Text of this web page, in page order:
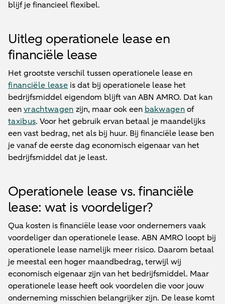
blijf je financieel flexibel.
Uitleg operationele lease en
financiële lease
Het grootste verschil tussen operationele lease en
financiële lease is dat bij operationele lease het
bedrijfsmiddel eigendom blijft van ABN AMRO. Dat kan
eenvrachtwagen zijn, maar ook een bakwagenof
taxibus. Voor het gebruik ervan betaal je maandelijks
een vast bedrag, net als bij huur. Bij financiële lease ben
je vanaf de eerste dag economisch eigenaar van het
bedrijfsmiddel dat je least.
Operationele lease vs. financiële
lease: wat is voordeliger?
Qua kosten is financiële lease voor ondernemers vaak
voordeliger dan operationele lease. ABN AMRO loopt bij
operationele lease namelijk meer risico. Daarom betaal
je meestal een hoger maandbedrag, terwijl wij
economisch eigenaar zijn van het bedrijfsmiddel. Maar
operationele lease heeft ook voordelen die voor jouw
onderneming misschien belangrijker zijn. De lease komt